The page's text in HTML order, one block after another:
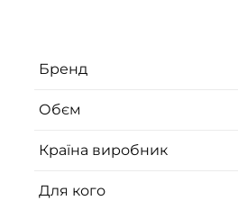
Бренд
Обєм
Країна виробник
Для кого